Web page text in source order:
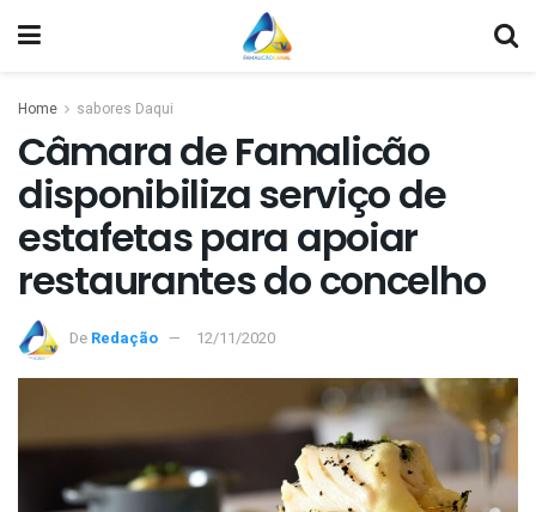
Home sabores Daqui
Câmara de Famalicão
disponibiliza serviço de
estafetas para apoiar
restaurantes do concelho
De Redação 12/11/2020